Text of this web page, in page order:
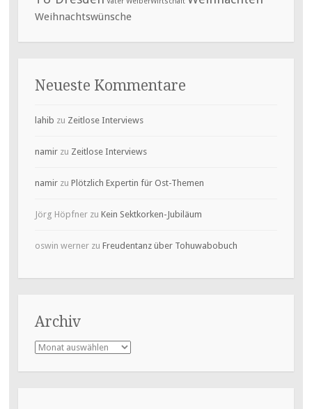
Weihnachtswünsche
Neueste Kommentare
lahib zu Zeitlose Interviews
namirzu Zeitlose Interviews
namirzu Plötzlich Expertin für Ost-Themen
Jörg Höpfnerzu Kein Sektkorken-Jubiläum
oswin wernerzu Freudentanz über Tohuwabobuch
Archiv
Archiv